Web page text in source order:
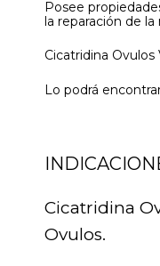
Posee
la reparación de
Cicatridina Ovulos
Lo podrá
Cicatridina
Ovulos.